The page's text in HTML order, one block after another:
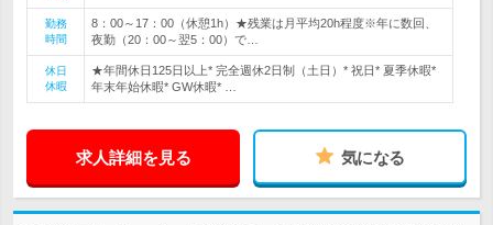
勤務
時間
8：00～17：00（休憩1h）★残業は月平均20h程度※年に数回、
夜勤（20：00～翌5：00）で…
休日
休暇
★年間休日125日以上* 完全週休2日制（土日）* 祝日* 夏季休暇*
年末年始休暇* GW休暇* …
求人詳細を見る 気になる